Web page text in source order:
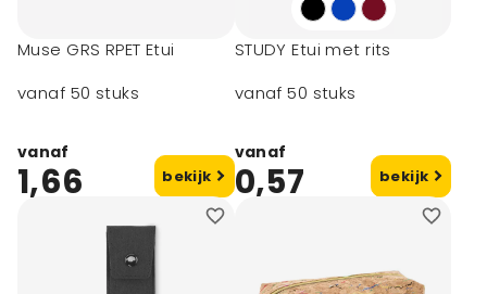
Muse GRS RPET Etui
vanaf 50 stuks
vanaf
1,66 bekijk
STUDY Etui met rits
vanaf 50 stuks
vanaf
0,57 bekijk